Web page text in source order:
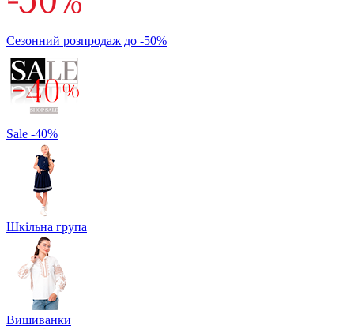
Сезонний розпродаж до -50%
Sale -40%
Шкільна група
Вишиванки